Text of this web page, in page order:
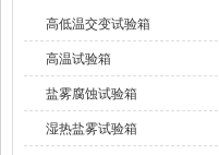
高低温交变试验箱
高温试验箱
盐雾腐蚀试验箱
湿热盐雾试验箱